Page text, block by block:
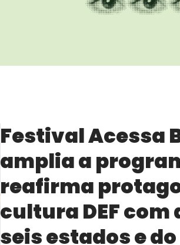
Festival Acessa
amplia a
reafirma
cultura DEF com
seis estados e